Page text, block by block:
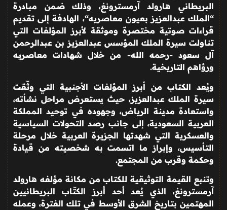
البريطاني هارولد آرمسترونغ، وذلك ضمن مبادرة
“الملك عبدالعزيز بعيون معاصريه“، الهادفة إلى تقديم
قراءات صوتية مختصرة وموثقة لأبرز المؤلفات التي
تناولت سيرة الملك المؤسس عبدالعزيز بن عبدالرحمن
آل سعود -رحمه الله- من خلال شهادات معاصريه
ورؤاهم التاريخية.
ويُعد الكتاب من أبرز المؤلفات الأجنبية التي وثّقت
سيرة الملك عبدالعزيز، حيث يستعرض مراحل نشأته،
واستعادة مدينة الرياض، وجهوده في توحيد المملكة
العربية السعودية، إلى جانب رصد التحولات السياسية
والعسكرية التي شهدتها الجزيرة العربية خلال مرحلة
التأسيس، وإبراز ما اتسمت به شخصيته من قيادة
وحكمة وقرب من المجتمع.
وتنبع القيمة التوثيقية للكتاب من مكانة مؤلفه هارولد
آرمسترونغ، الذي يُعد أحد أبرز الكتّاب البريطانيين
المهتمين بتاريخ الشرق الأوسط في تلك الفترة، وعمله